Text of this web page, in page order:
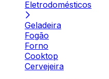
Eletrodomésticos
Geladeira
Fogão
Forno
Cooktop
Cervejeira